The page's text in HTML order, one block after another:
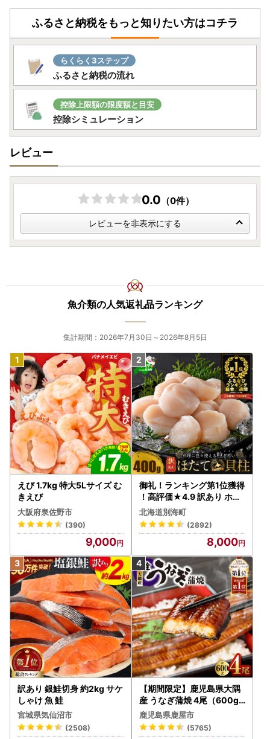
・お礼の品は直接提供事業者より発送いたします。配送期日
は商品ページをご確認ください。
・事前に出荷予定日等のご連絡は行っておりません。
・不在日や転居予定があられる場合は、【備考欄】へご記入
ください。原則、お品の再送や発送後の転送料は負担いたし
かねます。
・不在日や転居予定以外でのお礼の品配送に関するご要望は
お受けしておりません。
・一部を除き、お礼の品の到着日指定はできません。
・お礼の品に不具合がございましたら、到着後3日以内に問
い合わせ窓口までご連絡ください。
【個人情報の取り扱いについて】
お寄せいただいた個人情報は、寄附金の受付、入金及び返礼
品発送に係る確認・連絡、各種お問い合わせ、寄附の使い道
最低限の範囲において返礼品取扱い事業者に通知します。
ふるさと納税をもっと知りたい方はコチラ
らくらく3ステップ
ふるさと納税の流れ
控除上限額の限度額と目安
控除シミュレーション
レビュー
0.0 （0件）
レビューを非表示にする
魚介類の人気返礼品ランキング
集計期間：2026年7月30日～2026年8月5日
えび 1.7kg 特大5Lサイズ む
きえび
大阪府泉佐野市
(390)
9,000
御礼！ランキング第1位獲得
！高評価★4.9 訳あり ホタ
テ 400g（ほたて 帆立 貝柱
冷凍 ）
北海道別海町
(2892)
8,000
訳あり 銀鮭切身 約2kg サケ
しゃけ 魚 鮭
宮城県気仙沼市
(2508)
【期間限定】鹿児島県大隅
産 うなぎ蒲焼 4尾（600g
） KN007-004-04-cp18
うなぎ 鰻 魚 惣菜 総菜
鹿児島県鹿屋市
(5765)